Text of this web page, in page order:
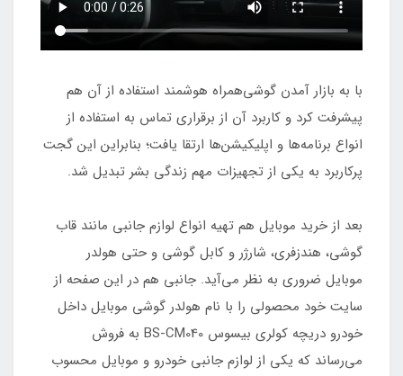
با به بازار آمدن گوشی‌همراه هوشمند استفاده از آن هم
پیشرفت کرد و کاربرد آن از برقراری تماس به استفاده از
انواع برنامه‌ها و اپلیکیشن‌ها ارتقا یافت؛ بنابراین این گجت
پرکاربرد به یکی از تجهیزات مهم زندگی بشر تبدیل شد.
بعد از خرید موبایل هم تهیه انواع لوازم جانبی مانند قاب
گوشی، هندزفری، شارژر و کابل گوشی و حتی هولدر
موبایل ضروری به نظر می‌آید. جانبی هم در این صفحه از
سایت خود محصولی را با نام هولدر گوشی موبایل داخل
خودرو دریچه کولری بیسوس BS-CM040 به فروش
می‌رساند که یکی از لوازم جانبی خودرو و موبایل محسوب